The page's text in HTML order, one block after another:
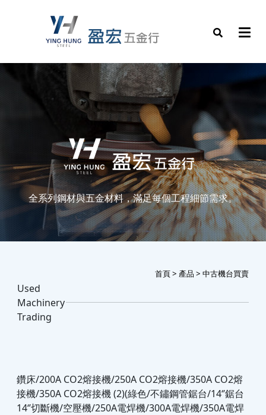
全系列鋼材與五金材料，滿足每個工程細節需求。
首頁> 產品 > 中古機台買賣
Used
Machinery
Trading
鑽床/200A CO2熔接機/250A CO2熔接機/350A CO2熔
接機/350A CO2熔接機 (2)(綠色/不鏽鋼管鋸台/14‘’鋸台
14‘’切斷機/空壓機/250A電焊機/300A電焊機/350A電焊